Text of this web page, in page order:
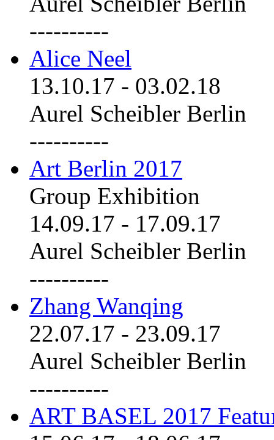
----------
Alice Neel
13.10.17 - 03.02.18
Aurel Scheibler Berlin
----------
Art Berlin 2017
Group Exhibition
14.09.17 - 17.09.17
Aurel Scheibler Berlin
----------
Zhang Wanqing
22.07.17 - 23.09.17
Aurel Scheibler Berlin
----------
ART BASEL 2017